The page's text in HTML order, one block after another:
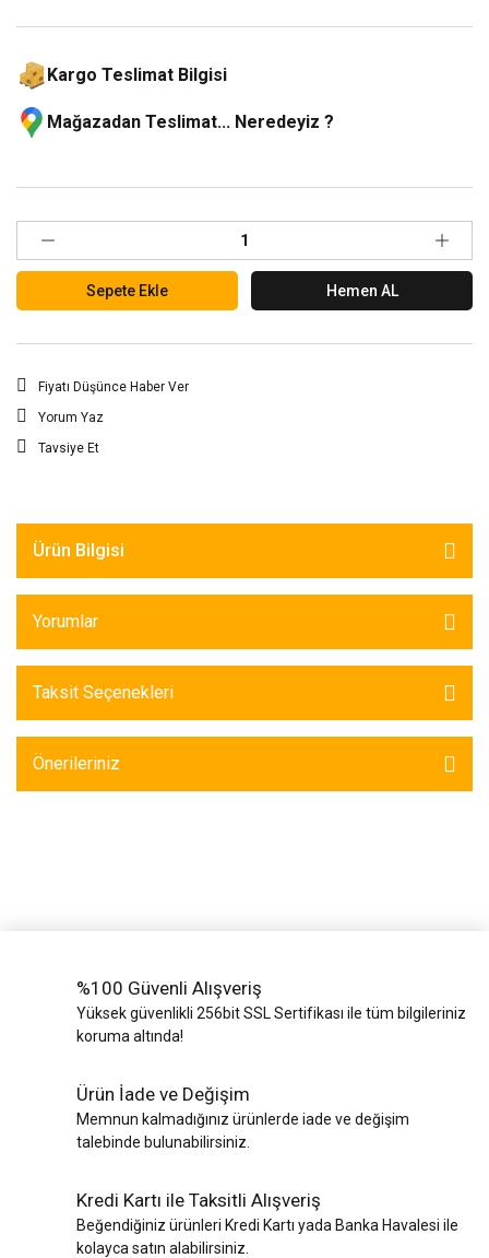
Kargo Teslimat Bilgisi
Mağazadan Teslimat... Neredeyiz ?
Sepete Ekle Hemen AL
Fiyatı Düşünce Haber Ver
Yorum Yaz
Tavsiye Et
Ürün Bilgisi
Yorumlar
Taksit Seçenekleri
Önerileriniz
%100 Güvenli Alışveriş
Yüksek güvenlikli 256bit SSL Sertifikası ile tüm bilgileriniz
koruma altında!
Ürün İade ve Değişim
Memnun kalmadığınız ürünlerde iade ve değişim
talebinde bulunabilirsiniz.
Kredi Kartı ile Taksitli Alışveriş
Beğendiğiniz ürünleri Kredi Kartı yada Banka Havalesi ile
kolayca satın alabilirsiniz.